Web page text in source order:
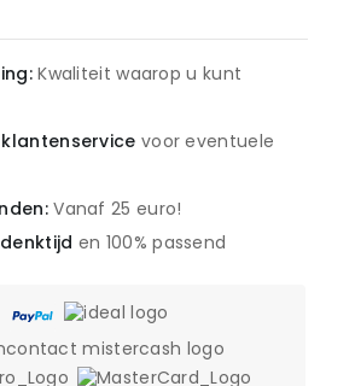
Kwaliteit waarop u kunt
voor eventuele
Vanaf 25 euro!
en 100% passend